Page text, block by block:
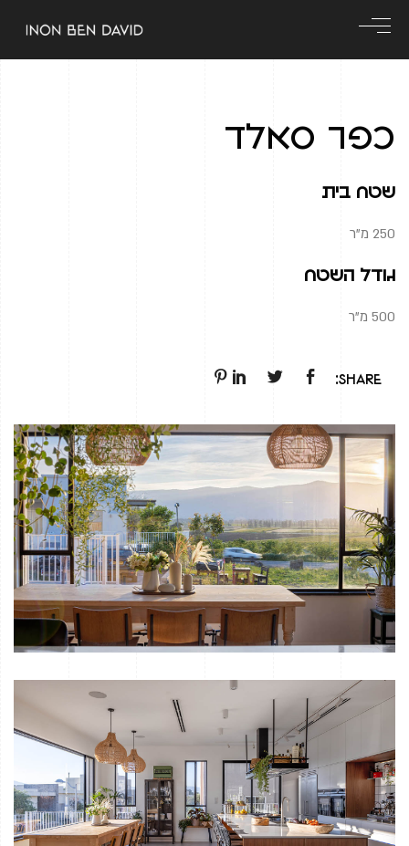
כפר סאלד
שטח בית
250 מ"ר
גודל השטח
500 מ"ר
Share: